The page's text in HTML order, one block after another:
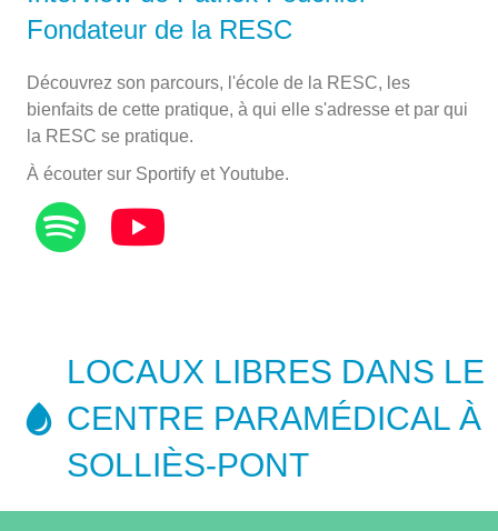
Fondateur de la RESC
Découvrez son parcours, l'école de la RESC, les
bienfaits de cette pratique, à qui elle s'adresse et par qui
la RESC se pratique.
À écouter sur Sportify et Youtube.
LOCAUX LIBRES DANS LE
CENTRE PARAMÉDICAL À
SOLLIÈS-PONT